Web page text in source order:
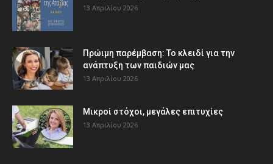
13 Απριλίου 2026
Πρώιμη παρέμβαση: Το κλειδί για την
ανάπτυξη των παιδιών µας
13 Απριλίου 2026
Μικροί στόχοι, μεγάλες επιτυχίες
13 Απριλίου 2026